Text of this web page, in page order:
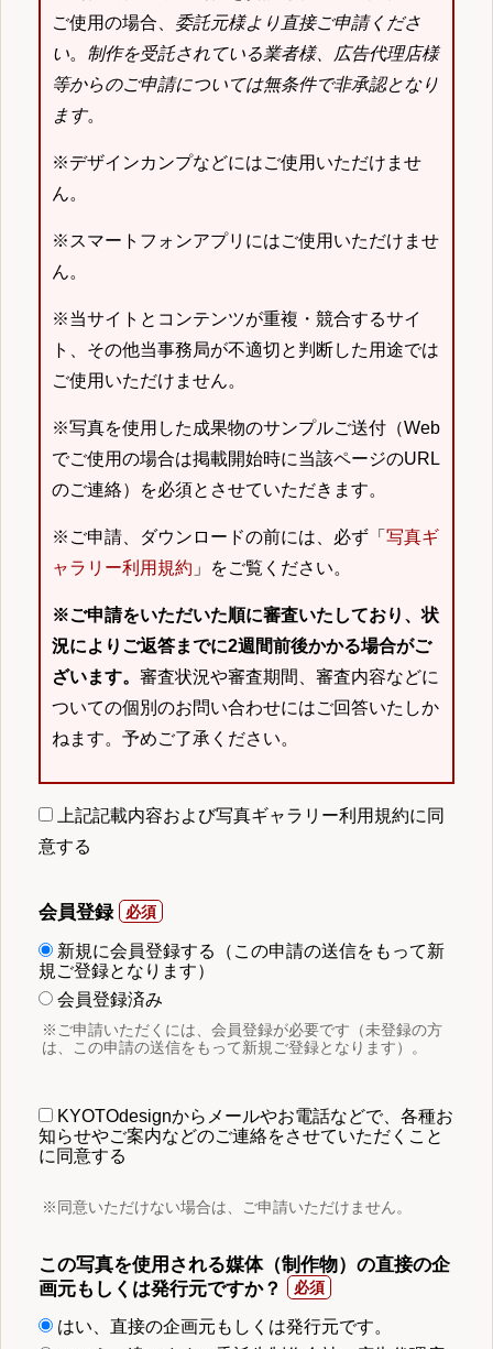
ご使用の場合、 委託元様より直接ご申請くださ
い。 制作を受託されている業者様、広告代理店様
等からのご申請については無条件で非承認となり
ます。
※デザインカンプなどにはご使用いただけませ
ん。
※スマートフォンアプリにはご使用いただけませ
ん。
※当サイトとコンテンツが重複・競合するサイ
ト、その他当事務局が不適切と判断した用途では
ご使用いただけません。
※写真を使用した成果物のサンプルご送付（Web
でご使用の場合は掲載開始時に当該ページのURL
のご連絡）を必須とさせていただきます。
※ご申請、ダウンロードの前には、必ず「 写真ギ
ャラリー利用規約 」をご覧ください。
※ご申請をいただいた順に審査いたしており、状
況によりご返答までに2週間前後かかる場合がご
ざいます。 審査状況や審査期間、審査内容などに
ついての個別のお問い合わせにはご回答いたしか
ねます。予めご了承ください。
上記記載内容および写真ギャラリー利用規約に同
意する
会員登録
新規に会員登録する（この申請の送信をもって新
規ご登録となります）
会員登録済み
※ご申請いただくには、会員登録が必要です（未登録の方
は、この申請の送信をもって新規ご登録となります）。
KYOTOdesignからメールやお電話などで、各種お
知らせやご案内などのご連絡をさせていただくこと
に同意する
※同意いただけない場合は、ご申請いただけません。
この写真を使用される媒体（制作物）の直接の企
画元もしくは発行元ですか？
はい、直接の企画元もしくは発行元です。